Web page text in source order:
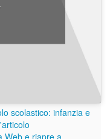
scolastico: infanzia e